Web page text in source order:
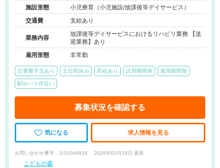
施設形態
小児療育（小児施設/放課後等デイサービス）
交通費
支給あり
業務内容
放課後等デイサービスにおけるリハビリ業務 【送
迎業務】あり
雇用形態
非常勤
交通費手当あり 土日祝休み 昇給あり 試用期間有 雇用期間無
駅orバス停近い
募集状況を確認する
気になる 求人情報を見る
お問い合わせ番号 : J101046829 2026年02月18日 更新
こどもの森